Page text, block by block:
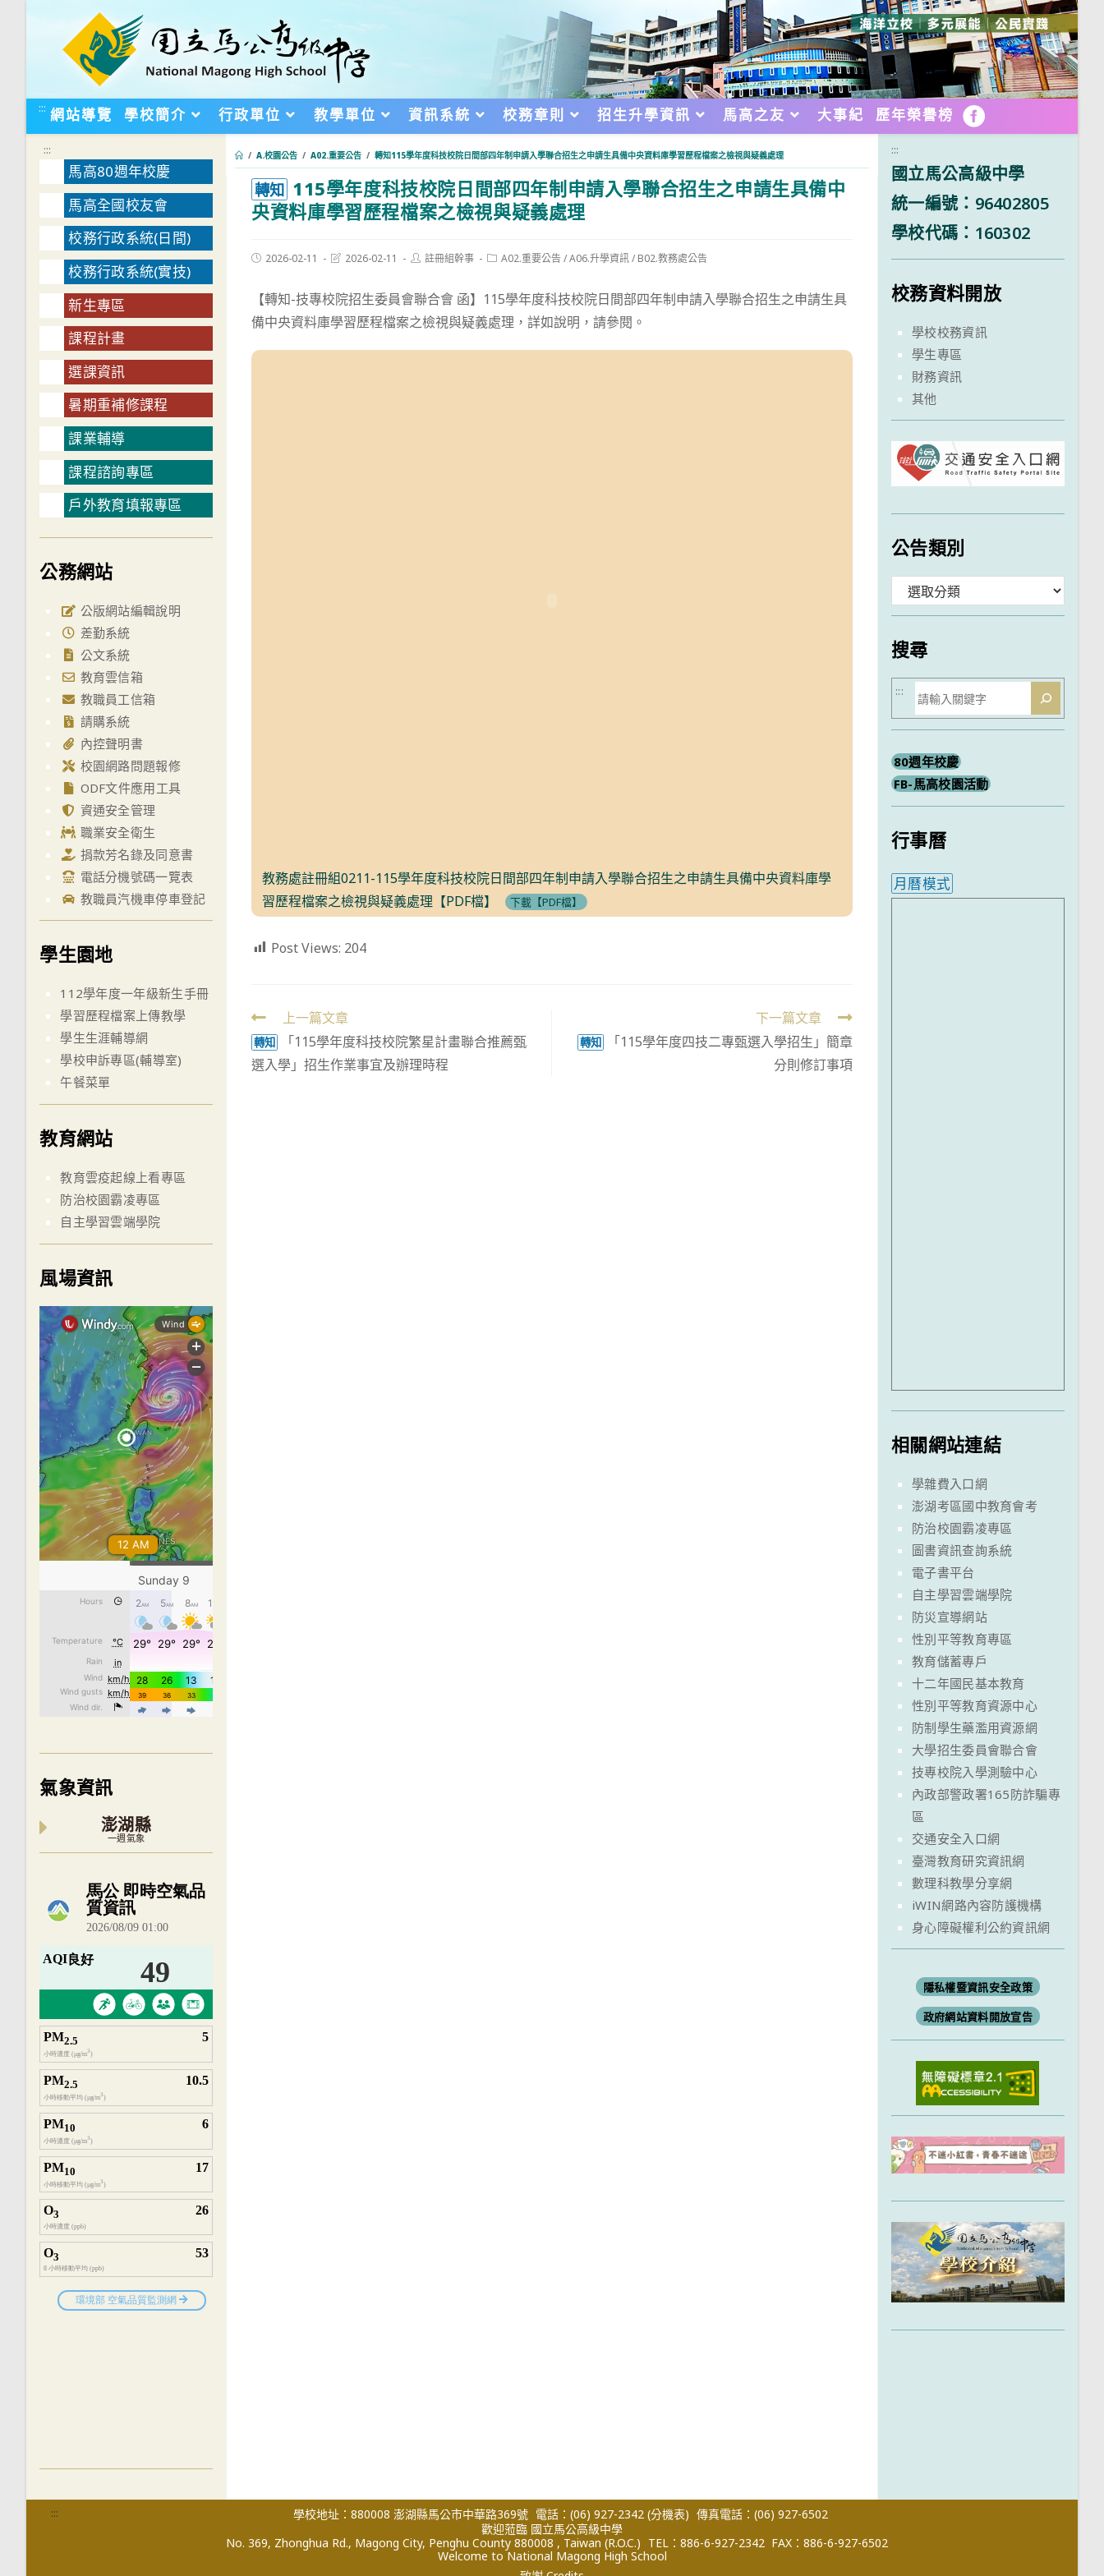
::: 網站導覽 學校簡介 行政單位 教學單位 資訊系統 校務章則 招生升學資訊 馬高之友 大事紀 歷年榮譽榜 FB
/ A.校園公告 / A02.重要公告 / 轉知115學年度科技校院日間部四年制申請入學聯合招生之申請生具備中央資料庫學習歷程檔案之檢視與疑義處理
轉知 115學年度科技校院日間部四年制申請入學聯合招生之申請生具備中
央資料庫學習歷程檔案之檢視與疑義處理
Post2026-02-11
Post2026-02-11
Post註冊組幹事
PostA02.重要公告/A06.升學資訊/ B02.教務處公告
【轉知-技專校院招生委員會聯合會 函】115學年度科技校院日間部四年制申請入學聯合招生之申請生具
備中央資料庫學習歷程檔案之檢視與疑義處理，詳如說明，請參閱。
教務處註冊組0211-115學年度科技校院日間部四年制申請入學聯合招生之申請生具備中央資料庫學
習歷程檔案之檢視與疑義處理【PDF檔】
下載【PDF檔】
Post Views: 204
Read
more
articles
上一篇文章
轉知
「115學年度科技校院繁星計畫聯合推薦甄
選入學」招生作業事宜及辦理時程
下一篇文章
轉知
「115學年度四技二專甄選入學招生」簡章
分則修訂事項
:::
馬高80週年校慶
馬高全國校友會
校務行政系統(日間)
校務行政系統(實技)
新生專區
課程計畫
選課資訊
暑期重補修課程
課業輔導
課程諮詢專區
戶外教育填報專區
公務網站
公版網站編輯說明
差勤系統
公文系統
教育雲信箱
教職員工信箱
請購系統
內控聲明書
校園網路問題報修
ODF文件應用工具
資通安全管理
職業安全衛生
捐款芳名錄及同意書
電話分機號碼一覽表
教職員汽機車停車登記
學生園地
112學年度一年級新生手冊
學習歷程檔案上傳教學
學生生涯輔導網
學校申訴專區(輔導室)
午餐菜單
教育網站
教育雲疫起線上看專區
防治校園霸凌專區
自主學習雲端學院
風場資訊
氣象資訊
澎湖縣
一週氣象
內嵌空氣品質小工具為視覺預覽，完整即時空氣品質資料請開啟
:::
國立馬公高級中學
統一編號：96402805
學校代碼：160302
校務資料開放
學校校務資訊
學生專區
財務資訊
其他
公告類別
類
搜尋
搜
尋
:::
80週年校慶
FB-馬高校園活動
行事曆
月曆模式
相關網站連結
學雜費入口網
澎湖考區國中教育會考
防治校園霸凌專區
圖書資訊查詢系統
電子書平台
自主學習雲端學院
防災宣導網站
性別平等教育專區
教育儲蓄專戶
十二年國民基本教育
性別平等教育資源中心
防制學生藥濫用資源網
大學招生委員會聯合會
技專校院入學測驗中心
內政部警政署165防詐騙專
區
交通安全入口網
臺灣教育研究資訊網
數理科教學分享網
iWIN網路內容防護機構
身心障礙權利公約資訊網
隱私權暨資訊安全政策
政府網站資料開放宣告
::: 學校地址：880008 澎湖縣馬公市中華路369號 電話：(06) 927-2342 (分機表) 傳真電話：(06) 927-6502
歡迎蒞臨 國立馬公高級中學
No. 369, Zhonghua Rd., Magong City, Penghu County 880008 , Taiwan (R.O.C.) TEL：886-6-927-2342 FAX：886-6-927-6502
Welcome to National Magong High School